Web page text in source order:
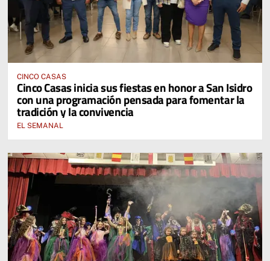
CINCO CASAS
Cinco Casas inicia sus fiestas en honor a San Isidro
con una programación pensada para fomentar la
tradición y la convivencia
EL SEMANAL